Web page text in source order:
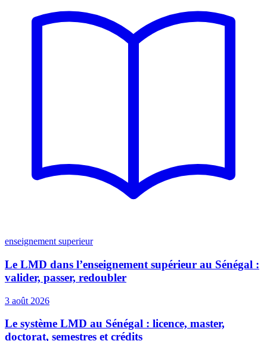
enseignement superieur
Le LMD dans l’enseignement supérieur au Sénégal :
valider, passer, redoubler
3 août 2026
Le système LMD au Sénégal : licence, master,
doctorat, semestres et crédits